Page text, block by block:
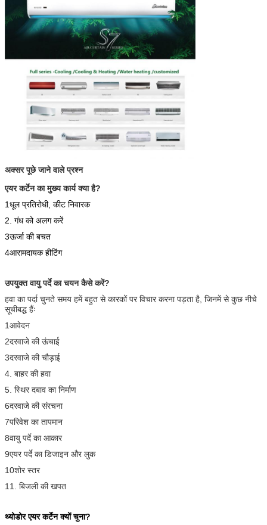
अक्सर पूछे जाने वाले प्रश्न
एयर कर्टेन का मुख्य कार्य क्या है?
1धूल प्रतिरोधी, कीट निवारक
2. गंध को अलग करें
3ऊर्जा की बचत
4आरामदायक हीटिंग
उपयुक्त वायु पर्दे का चयन कैसे करें?
हवा का पर्दा चुनते समय हमें बहुत से कारकों पर विचार करना पड़ता है, जिनमें से कुछ नीचे
सूचीबद्ध हैंः
1आवेदन
2दरवाजे की ऊंचाई
3दरवाजे की चौड़ाई
4. बाहर की हवा
5. स्थिर दबाव का निर्माण
6दरवाजे की संरचना
7परिवेश का तापमान
8वायु पर्दे का आकार
9एयर पर्दे का डिजाइन और लुक
10शोर स्तर
11. बिजली की खपत
थ्योडोर एयर कर्टेन क्यों चुना?